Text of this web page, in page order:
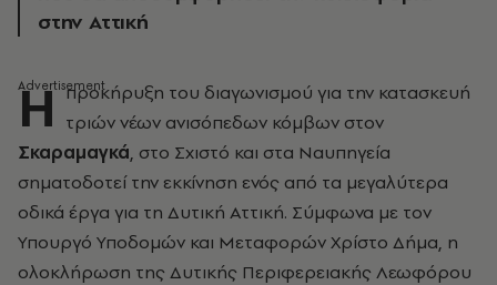
στην Αττική
Η προκήρυξη του διαγωνισμού για την κατασκευή
τριών νέων ανισόπεδων κόμβων στον
Σκαραμαγκά, στο Σχιστό και στα Ναυπηγεία
σηματοδοτεί την εκκίνηση ενός από τα μεγαλύτερα
οδικά έργα για τη Δυτική Αττική. Σύμφωνα με τον
Υπουργό Υποδομών και Μεταφορών Χρίστο Δήμα, η
ολοκλήρωση της Δυτικής Περιφερειακής Λεωφόρου